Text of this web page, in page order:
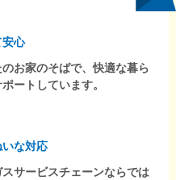
安心
お家のそばで、快適な暮ら
ポートしています。
な対応
スサービスチェーンならでは